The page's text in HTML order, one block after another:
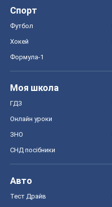
Спорт
Футбол
Хокей
Формула-1
Моя школа
ГДЗ
Онлайн уроки
ЗНО
СНД посібники
Авто
Тест Драйв